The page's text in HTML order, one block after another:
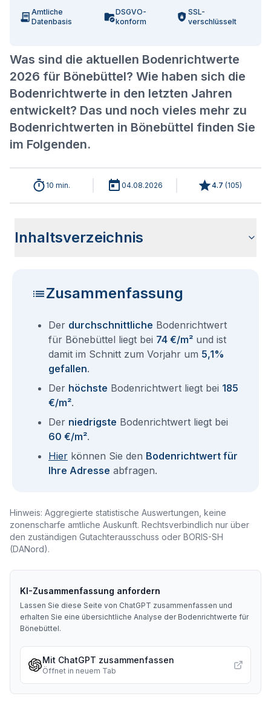
Was sind die aktuellen Bodenrichtwerte
2026 für Bönebüttel? Wie haben sich die
Bodenrichtwerte in den letzten Jahren
entwickelt? Das und noch vieles mehr zu
Bodenrichtwerten in Bönebüttel finden Sie
im Folgenden.
Amtliche
Datenbasis
DSGVO-
konform
SSL-
verschlüsselt
10 min. 04.08.2026 4.7 (105)
Inhaltsverzeichnis
Zusammenfassung
Der durchschnittliche Bodenrichtwert
für Bönebüttel liegt bei 74 €/m² und ist
damit im Schnitt zum Vorjahr um 5,1%
gefallen.
Der höchste Bodenrichtwert liegt bei 185
€/m².
Der niedrigste Bodenrichtwert liegt bei
60 €/m².
Hier können Sie den Bodenrichtwert für
Ihre Adresse abfragen.
Hinweis: Aggregierte statistische Auswertungen, keine
zonenscharfe amtliche Auskunft. Rechtsverbindlich nur über
den zuständigen Gutachterausschuss oder BORIS-SH
(DANord).
KI-Zusammenfassung anfordern
Lassen Sie diese Seite von ChatGPT zusammenfassen und
erhalten Sie eine übersichtliche Analyse der Bodenrichtwerte für
Bönebüttel.
Mit ChatGPT zusammenfassen
Öffnet in neuem Tab